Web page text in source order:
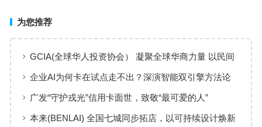
为您推荐
GCIA(全球华人投资协会） 凝聚全球华商力量 以民间
交流赋能从业者共同成长
企业AI为何卡在试点走不出？深演智能双引擎方法论
回答：卡点不在模型，而在使用方式
广发“守护戎光”信用卡面世，致敬“最可爱的人”
本来(BENLAI) 全国七城同步拓店，以可持续设计焕新